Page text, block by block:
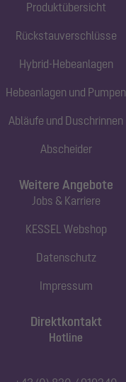
Produktübersicht
Rückstauverschlüsse
Hybrid-Hebeanlagen
Hebeanlagen und Pumpen
Abläufe und Duschrinnen
Abscheider
Direktkontakt
Hotline
Weitere Angebote
Jobs & Karriere
KESSEL Webshop
Datenschutz
Impressum